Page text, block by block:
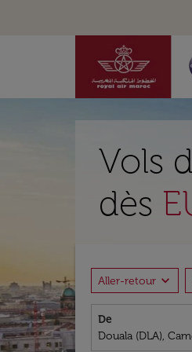
Vols
dès
Aller-retour expand_more
De